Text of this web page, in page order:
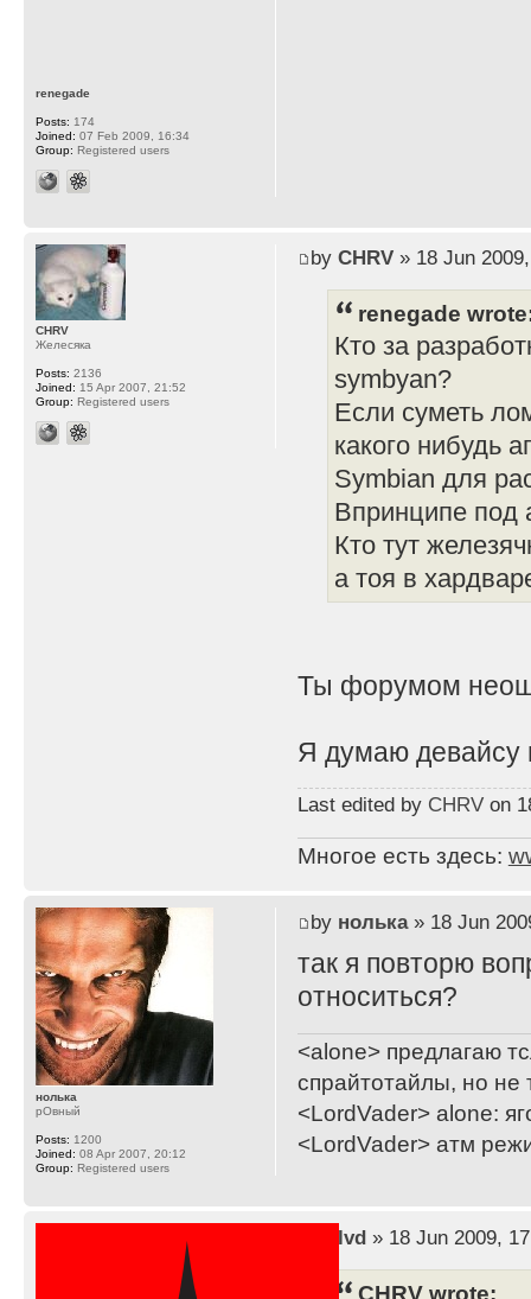
renegade
Posts: 174
Joined: 07 Feb 2009, 16:34
Group: Registered users
by CHRV» 18 Jun
renegade
Кто за
symbyan?
Если суметь
какого нибудь
Symbian для
Впринципе под
Кто тут
а тоя в
Ты форумом
Я думаю девайсу
Last edited by CHRVon
Многое есть здесь:
CHRV
Желесяка
Posts: 2136
Joined: 15 Apr 2007, 21:52
Group: Registered users
by нолька» 18 Jun
так я повторю
относиться?
<alone> предлагаю
спрайтотайлы, но не
<LordVader> alone:
<LordVader> атм
нолька
рОвный
Posts: 1200
Joined: 08 Apr 2007, 20:12
Group: Registered users
lvd» 18 Jun 2009,
CHRV wrote: